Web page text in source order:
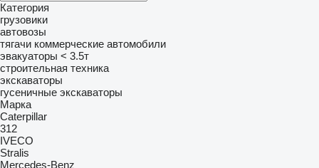
Категория
грузовики
автовозы
тягачи коммерческие автомобили
эвакуаторы < 3.5т
строительная техника
экскаваторы
гусеничные экскаваторы
Марка
Caterpillar
312
IVECO
Stralis
Mercedes-Benz